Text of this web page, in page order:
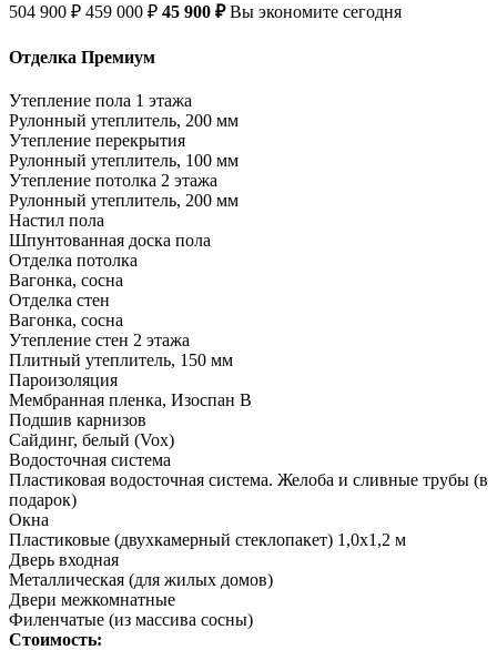
504 900 ₽ 459 000 ₽ 45 900 ₽Вы экономите сегодня
Отделка Премиум
Утепление пола 1 этажа
Рулонный утеплитель, 200 мм
Утепление перекрытия
Рулонный утеплитель, 100 мм
Утепление потолка 2 этажа
Рулонный утеплитель, 200 мм
Настил пола
Шпунтованная доска пола
Отделка потолка
Вагонка, сосна
Отделка стен
Вагонка, сосна
Утепление стен 2 этажа
Плитный утеплитель, 150 мм
Пароизоляция
Мембранная пленка, Изоспан В
Подшив карнизов
Сайдинг, белый (Vox)
Водосточная система
Пластиковая водосточная система. Желоба и сливные трубы (в
подарок)
Окна
Пластиковые (двухкамерный стеклопакет) 1,0х1,2 м
Дверь входная
Металлическая (для жилых домов)
Двери межкомнатные
Филенчатые (из массива сосны)
Стоимость: